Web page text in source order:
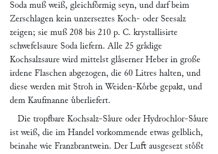
Soda muß weiß, gleichfoͤrmig seyn, und darf beim
Zerschlagen kein unzerseztes Koch- oder Seesalz
zeigen; sie muß 208 bis 210 p. C. krystallisirte
schwefelsaure Soda liefern. Alle 25 graͤdige
Kochsalzsaure wird mittelst glaͤserner Heber in große
irdene Flaschen abgezogen, die 60 Litres halten, und
diese werden mit Stroh in Weiden-Koͤrbe gepakt, und
dem Kaufmanne uͤberliefert.
Die tropfbare Kochsalz-Saͤure oder Hydrochlor-Saͤure
ist weiß, die im Handel vorkommende etwas gelblich,
beinahe wie Franzbrantwein. Der Luft ausgesezt stoͤßt